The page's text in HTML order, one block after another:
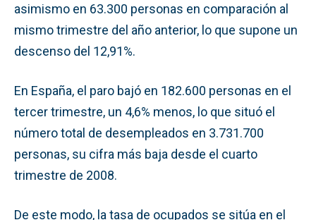
asimismo en 63.300 personas en comparación al
mismo trimestre del año anterior, lo que supone un
descenso del 12,91%.
En España, el paro bajó en 182.600 personas en el
tercer trimestre, un 4,6% menos, lo que situó el
número total de desempleados en 3.731.700
personas, su cifra más baja desde el cuarto
trimestre de 2008.
De este modo, la tasa de ocupados se sitúa en el